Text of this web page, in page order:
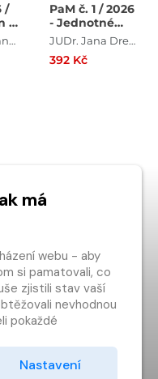
/
o
Mgr. Petr Taranda
PaM č. 1 / 2026
- Jednotné
měsíční
zaměstnavatele
JUDr. Jana Drexlerová , JUDr. Ladislav Jouza , Mgr. Olga Bičáková , JUDr. Eva Dandová
392 Kč
má
webu - aby
si pamatovali, co
zjistili stav vaší
nevhodnou
pokaždé
se
Nastavení